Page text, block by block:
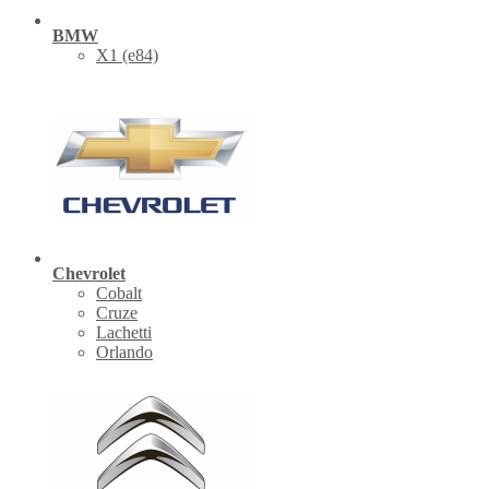
BMW
X1 (е84)
Chevrolet
Cobalt
Cruze
Lachetti
Orlando